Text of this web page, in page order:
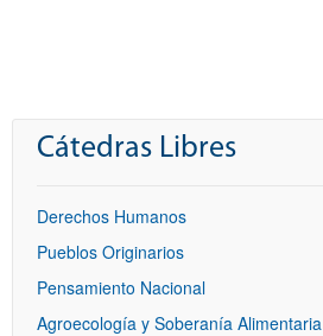
Cátedras Libres
Derechos Humanos
Pueblos Originarios
Pensamiento Nacional
Agroecología y Soberanía Alimentaria